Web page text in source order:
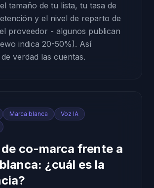
tamaño de tu lista, tu tasa de
y el nivel de reparto de
proveedor - algunos publican
indica 20-50%). Así
verdad las cuentas.
Marca blanca
Voz IA
co-marca frente a
¿cuál es la